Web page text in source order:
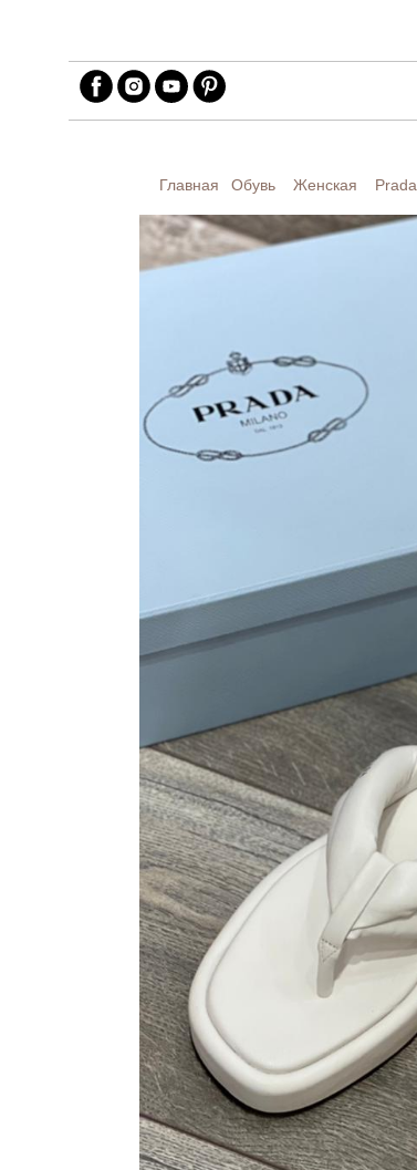
Главная Обувь Женская Prada